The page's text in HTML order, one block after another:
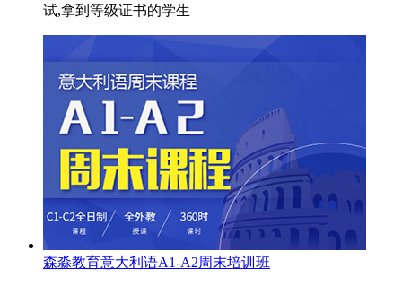
试,拿到等级证书的学生
森淼教育意大利语A1-A2周末培训班